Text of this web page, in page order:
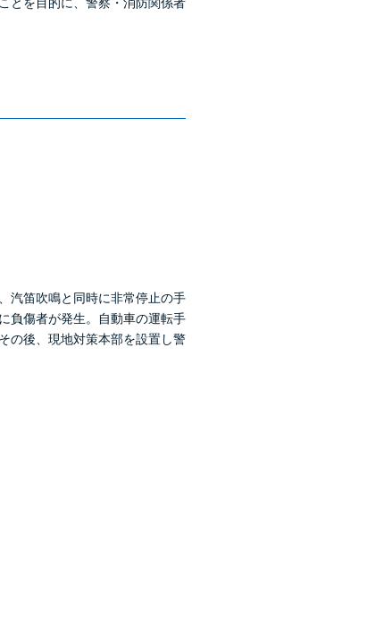
汽笛吹鳴と同時に非常停止の手
負傷者が発生。自動車の運転手
の後、現地対策本部を設置し警